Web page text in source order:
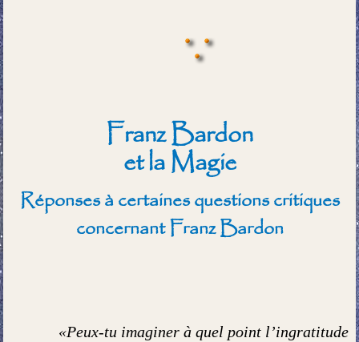
Franz Bardon
et la Magie
Réponses à certaines questions critiques
concernant Franz Bardon
«Peux-tu imaginer à quel point l’ingratitude